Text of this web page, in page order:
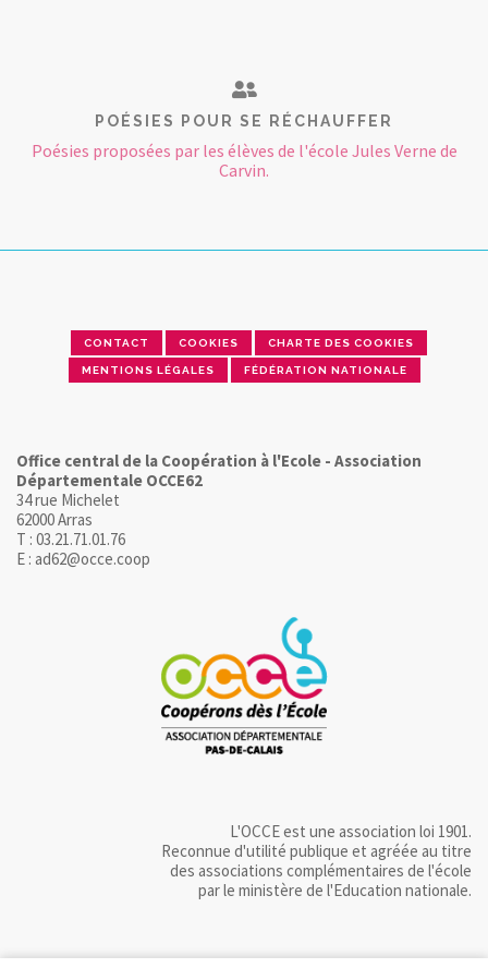
POÉSIES POUR SE RÉCHAUFFER
Poésies proposées par les élèves de l'école Jules Verne de
Carvin.
CONTACT COOKIES CHARTE DES COOKIES
MENTIONS LÉGALES FÉDÉRATION NATIONALE
Office central de la Coopération à l'Ecole - Association
Départementale OCCE62
34 rue Michelet
62000 Arras
T : 03.21.71.01.76
E : ad62@occe.coop
L'OCCE est une association loi 1901.
Reconnue d'utilité publique et agréée au titre
des associations complémentaires de l'école
par le ministère de l'Education nationale.